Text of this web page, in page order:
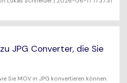
JPG Converter, die Sie
Sie MOV in JPG konvertieren können.